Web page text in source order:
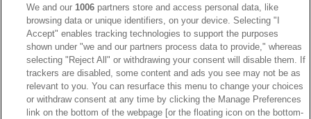
IIHF
JVM
Kanada
205
Dam VM
187
Finland
181
Video
179
We and our1006 partners store and access personal data, like
browsing data or unique identifiers, on your device. Selecting "I
Accept" enables tracking technologies to support the purposes
shown under "we and our partners process data to provide," whereas
selecting "Reject All" or withdrawing your consent will disable them. If
trackers are disabled, some content and ads you see may not be as
relevant to you. You can resurface this menu to change your choices
or withdraw consent at any time by clicking the Manage Preferences
link on the bottom of the webpage [or the floating icon on the bottom-